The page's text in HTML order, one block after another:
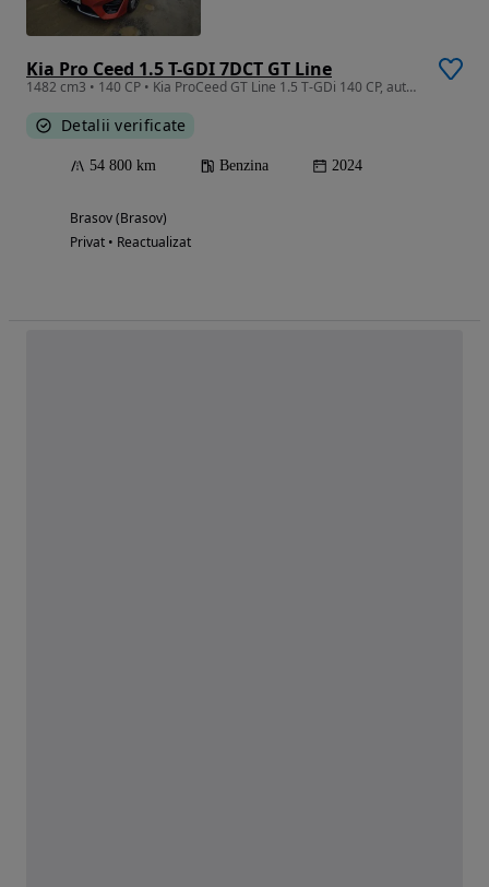
Kia Pro Ceed 1.5 T-GDI 7DCT GT Line
1482 cm3 • 140 CP • Kia ProCeed GT Line 1.5 T-GDi 140 CP, automată, 2024 – 54.800 km
Detalii verificate
54 800 km Benzina 2024
Brasov (Brasov)
Privat • Reactualizat